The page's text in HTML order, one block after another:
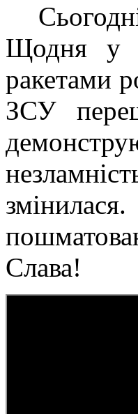
Щодня у
ракетами
ЗСУ
Слава!